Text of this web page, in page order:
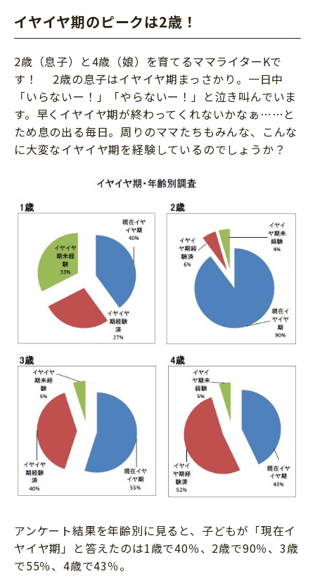
イヤイヤ期のピークは2歳！
2歳（息子）と4歳（娘）を育てるママライターKで
す！ 2歳の息子はイヤイヤ期まっさかり。一日中
「いらないー！」「やらないー！」と泣き叫んでいま
す。早くイヤイヤ期が終わってくれないかなぁ……と
ため息の出る毎日。周りのママたちもみんな、こんな
に大変なイヤイヤ期を経験しているのでしょうか？
アンケート結果を年齢別に見ると、子どもが「現在イ
ヤイヤ期」と答えたのは1歳で40％、2歳で90％、3歳
で55％、4歳で43％。